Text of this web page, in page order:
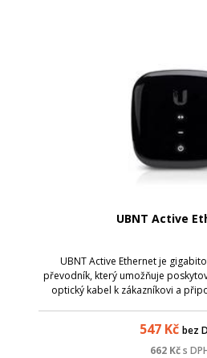
UBNT Active
UBNT Active Ethernet je
převodník, který umožňuje
optický kabel k zákazníkovi a
547Kč bez
662 Kčs